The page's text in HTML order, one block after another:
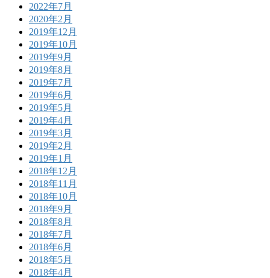
2022年7月
2020年2月
2019年12月
2019年10月
2019年9月
2019年8月
2019年7月
2019年6月
2019年5月
2019年4月
2019年3月
2019年2月
2019年1月
2018年12月
2018年11月
2018年10月
2018年9月
2018年8月
2018年7月
2018年6月
2018年5月
2018年4月